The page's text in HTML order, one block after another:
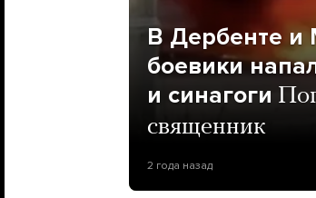
В Дербенте и
боевики
и синагоги
священник
2 года назад